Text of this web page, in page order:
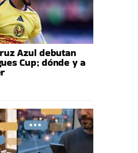
Azul debutan
Cup; dónde y a